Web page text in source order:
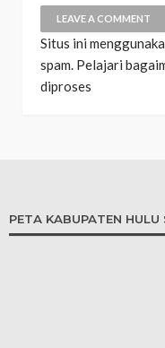
Situs ini
spam. Pelajari
diproses
PETA KABUPATEN